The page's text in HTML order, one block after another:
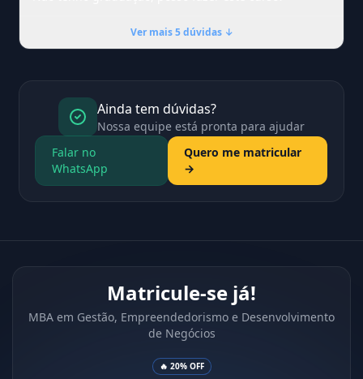
Ver mais 5 dúvidas ↓
Ainda tem dúvidas?
Nossa equipe está pronta para ajudar
Falar no
WhatsApp
Quero me matricular
→
Matricule-se já!
MBA em Gestão, Empreendedorismo e Desenvolvimento
de Negócios
🔥 20% OFF